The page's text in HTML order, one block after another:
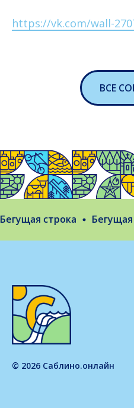
https://vk.com/wall-
ВСЕ
строка Бегущая
© 2026 Саблино.онлайн